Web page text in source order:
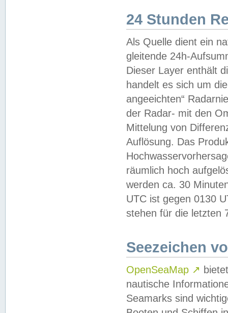
24 Stunden
Als Quelle dient ein
gleitende 24h-
Dieser Layer enthält
handelt es sich um
angeeichten“
der Radar- mit den
Mittelung von
Auflösung. Das
räumlich hoch
werden ca. 30
UTC ist gegen 0130
stehen für die letzten
Seezeichen
OpenSeaMap ↗
nautische
Seamarks sind